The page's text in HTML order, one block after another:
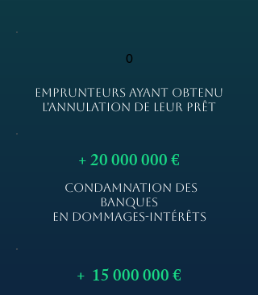
0
EMPRUNTEURS AYANT OBTENU
L'ANNULATION DE LEUR PRÊT
+20 000 000€
CONDAMNATION DES
BANQUES
EN DOMMAGES-INTÉRÊTS
+ 15 000 000€